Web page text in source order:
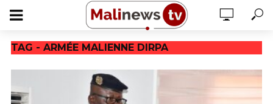
TAG - ARMÉE MALIENNE DIRPA